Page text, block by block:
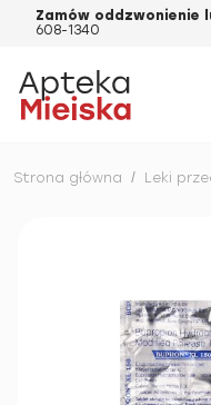
Zamów oddzwonienie
608-1340
Strona główna / Leki